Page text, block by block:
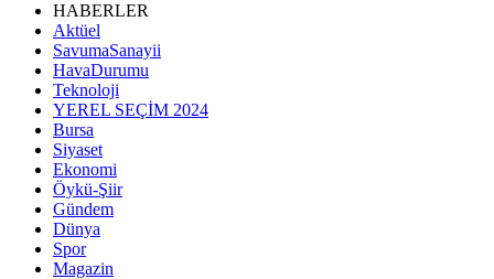
HABERLER
Aktüel
SavumaSanayii
HavaDurumu
Teknoloji
YEREL SEÇİM 2024
Bursa
Siyaset
Ekonomi
Öykü-Şiir
Gündem
Dünya
Spor
Magazin